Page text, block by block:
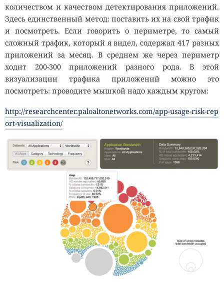
количеством и качеством детектирования приложений.
Здесь единственный метод: поставить их на свой трафик
и посмотреть. Если говорить о периметре, то самый
сложный трафик, который я видел, содержал 417 разных
приложений за месяц. В среднем же через периметр
ходит 200-300 приложений разного рода. В этой
визуализации трафика приложений можно это
посмотреть: проводите мышкой надо каждым кругом:
http://researchcenter.paloaltonetworks.com/app-usage-risk-rep
ort-visualization/